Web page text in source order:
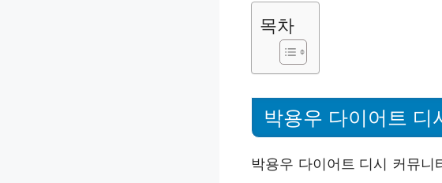
목차
박용우 다이어트 디
박용우 다이어트 디시 커뮤